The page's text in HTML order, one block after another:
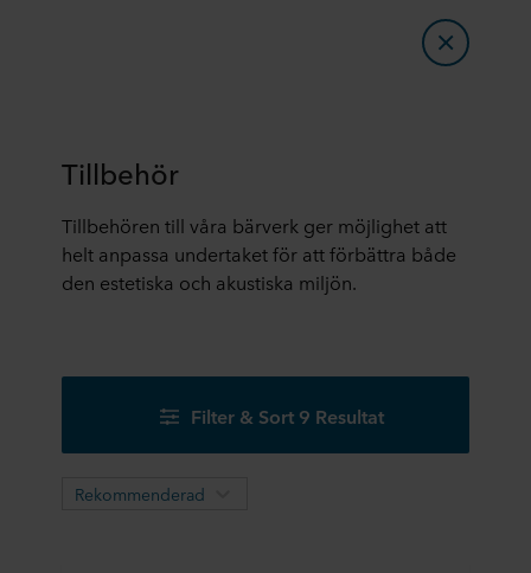
Tillbehör
Tillbehören till våra bärverk ger möjlighet att
helt anpassa undertaket för att förbättra både
den estetiska och akustiska miljön.
Filter & Sort 9 Resultat
Rekommenderad